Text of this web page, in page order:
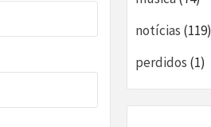
notícias (119)
perdidos (1)